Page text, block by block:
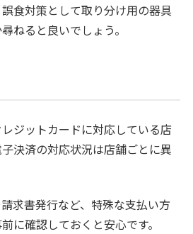
食対策として取り分け用の器具
ねると良いでしょう。
ジットカードに対応している店
決済の対応状況は店舗ごとに異
求書発行など、特殊な支払い方
に確認しておくと安心です。